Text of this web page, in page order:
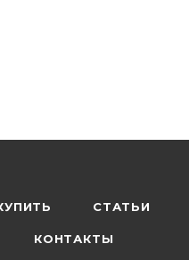
СТАТЬИ
КОНТАКТЫ